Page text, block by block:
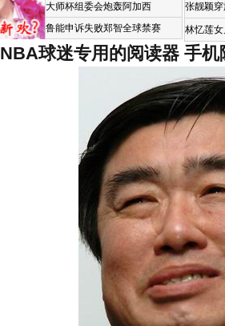
大师杯组委会炮轰阿加西
鲁能申诉失败郑智全球禁赛
张靓颖
林忆莲
NBA球迷专用的阅读器 手机